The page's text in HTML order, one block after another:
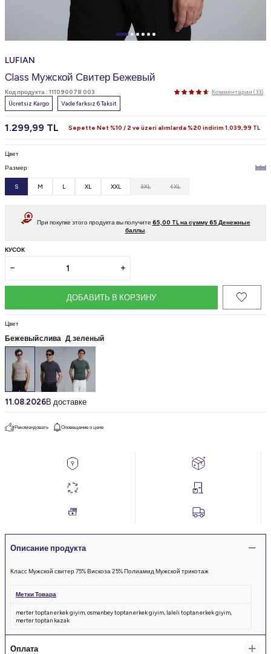
LUFIAN
Class Мужской Свитер Бежевый
Код продукта : 111090078 003
Комментарии (33)
Ücretsiz Kargo
Vade farksız 6 Taksit
1.299,99 TL Sepette Net %10 / 2 ve üzeri alımlarda %20 indirim 1.039,99 TL
Цвет
Размер
S M L XL XXL 3XL 4XL
При покупке этого продукта вы получите 65,00 TL на сумму65 Денежные
баллы
КУСОК
ДОБАВИТЬ В КОРЗИНУ
Цвет
Бежевыйслива Д.зеленый
11.08.2026В доставке
Рекомендовать Оповещение о цене
Описание продукта
Класс Мужской свитер 75% Вискоза 25% Полиамид Мужской трикотаж
Метки Товара
merter toptan erkek giyim osmanbey toptan erkek giyim laleli toptan erkek giyim
merter toptan kazak
Оплата